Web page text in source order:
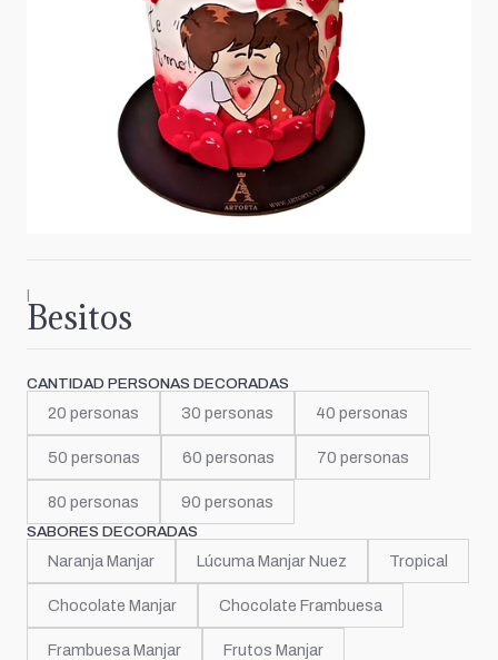
|
Besitos
CANTIDAD PERSONAS DECORADAS
20 personas 30 personas 40 personas
50 personas 60 personas 70 personas
80 personas 90 personas
SABORES DECORADAS
Naranja Manjar Lúcuma Manjar Nuez Tropical
Chocolate Manjar Chocolate Frambuesa
Frambuesa Manjar Frutos Manjar